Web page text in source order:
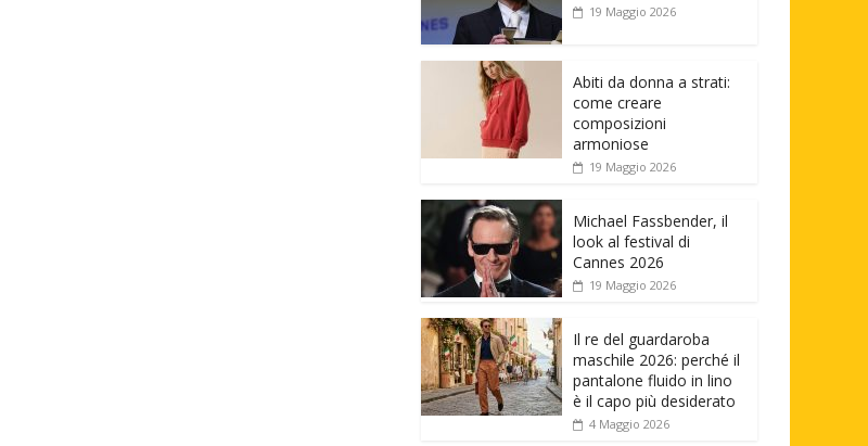
19 Maggio 2026
Abiti da donna a strati:
come creare
composizioni
armoniose
19 Maggio 2026
Michael Fassbender, il
look al festival di
Cannes 2026
19 Maggio 2026
Il re del guardaroba
maschile 2026: perché il
pantalone fluido in lino
è il capo più desiderato
4 Maggio 2026